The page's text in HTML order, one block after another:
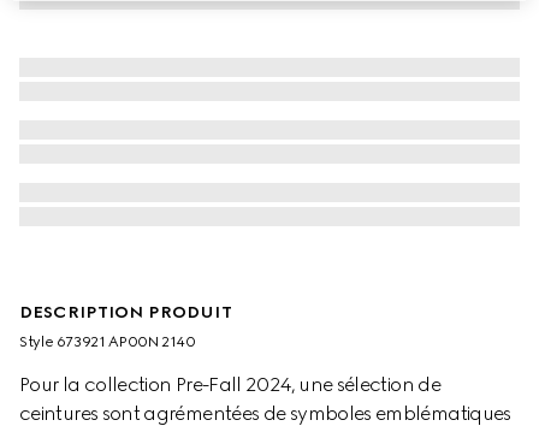
DESCRIPTION PRODUIT
Style ‎673921 AP00N 2140
Pour la collection Pre-Fall 2024, une sélection de
ceintures sont agrémentées de symboles emblématiques